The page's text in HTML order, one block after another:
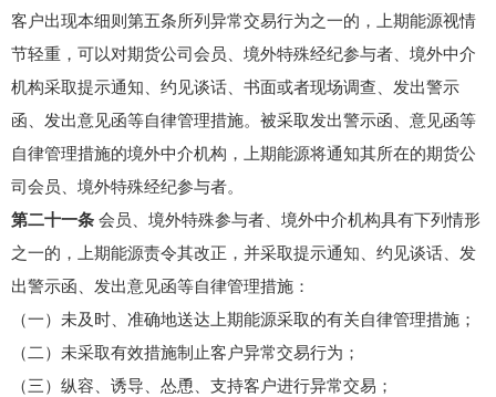
客户出现本细则第五条所列异常交易行为之一的，上期能源视情
节轻重，可以对期货公司会员、境外特殊经纪参与者、境外中介
机构采取提示通知、约见谈话、书面或者现场调查、发出警示
函、发出意见函等自律管理措施。被采取发出警示函、意见函等
自律管理措施的境外中介机构，上期能源将通知其所在的期货公
司会员、境外特殊经纪参与者。
第二十一条 会员、境外特殊参与者、境外中介机构具有下列情形
之一的，上期能源责令其改正，并采取提示通知、约见谈话、发
出警示函、发出意见函等自律管理措施：
（一）未及时、准确地送达上期能源采取的有关自律管理措施；
（二）未采取有效措施制止客户异常交易行为；
（三）纵容、诱导、怂恿、支持客户进行异常交易；